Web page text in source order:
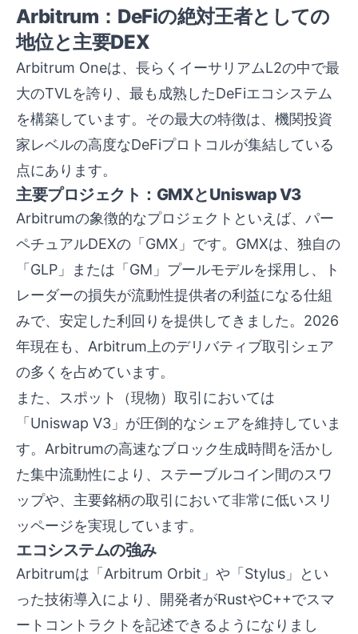
Arbitrum：DeFiの絶対王者としての
地位と主要DEX
Arbitrum Oneは、長らくイーサリアムL2の中で最
大のTVLを誇り、最も成熟したDeFiエコシステム
を構築しています。その最大の特徴は、機関投資
家レベルの高度なDeFiプロトコルが集結している
点にあります。
主要プロジェクト：GMXとUniswap V3
Arbitrumの象徴的なプロジェクトといえば、パー
ペチュアルDEXの「GMX」です。GMXは、独自の
「GLP」または「GM」プールモデルを採用し、ト
レーダーの損失が流動性提供者の利益になる仕組
みで、安定した利回りを提供してきました。2026
年現在も、Arbitrum上のデリバティブ取引シェア
の多くを占めています。
また、スポット（現物）取引においては
「Uniswap V3」が圧倒的なシェアを維持していま
す。Arbitrumの高速なブロック生成時間を活かし
た集中流動性により、ステーブルコイン間のスワ
ップや、主要銘柄の取引において非常に低いスリ
ッページを実現しています。
エコシステムの強み
Arbitrumは「Arbitrum Orbit」や「Stylus」とい
った技術導入により、開発者がRustやC++でスマ
ートコントラクトを記述できるようになりまし